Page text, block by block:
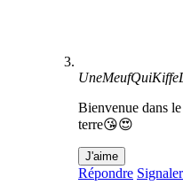
Bienvenue dans
terre😘😍
J'aime
Répondre